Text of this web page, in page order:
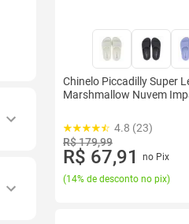
Chinelo Piccadilly Super
Marshmallow Nuvem
4.8 (23)
R$ 179,99
R$ 67,91
no Pix
(14% de desconto no pix)